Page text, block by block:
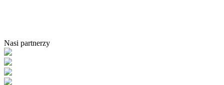
Nasi partnerzy